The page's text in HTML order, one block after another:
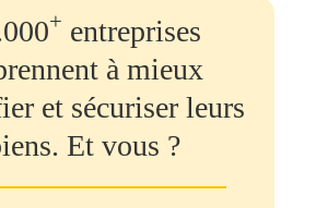
+ entreprises
à mieux
et sécuriser leurs
Et vous ?